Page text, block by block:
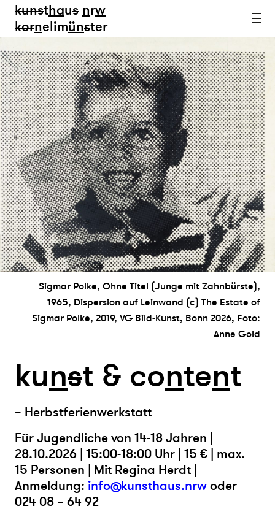
kunsthaus nrw
kornelimünster
Sigmar Polke, Ohne Titel (Junge mit Zahnbürste),
1965, Dispersion auf Leinwand (c) The Estate of
Sigmar Polke, 2019, VG Bild-Kunst, Bonn 2026, Foto:
Anne Gold
kunst & content
– Herbstferienwerkstatt
Für Jugendliche von 14-18 Jahren |
28.10.2026 | 15:00-18:00 Uhr | 15 € | max.
15 Personen | Mit Regina Herdt |
Anmeldung: info@kunsthaus.nrwoder
024 08 – 64 92